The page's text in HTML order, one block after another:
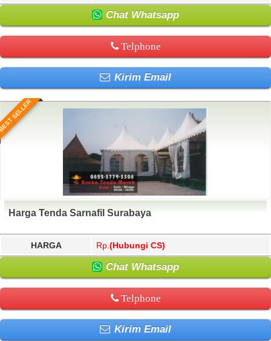
Chat Whatsapp
Telphone
Kirim Email
SELLER
Harga Tenda Sarnafil Surabaya
HARGA Rp. (Hubungi CS)
Chat Whatsapp
Telphone
Kirim Email